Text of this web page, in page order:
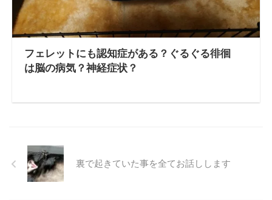
フェレットにも認知症がある？ぐるぐる徘徊
は脳の病気？神経症状？
裏で起きていた事を全てお話しします